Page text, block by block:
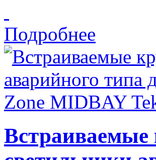
Подробнее
Встраиваемые